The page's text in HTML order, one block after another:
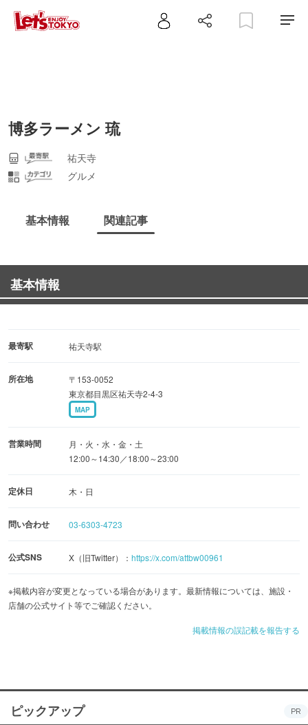
博多ラーメン 琉
祐天寺
グルメ
基本情報 関連記事
基本情報
最寄駅 祐天寺駅
所在地
〒153-0052
東京都目黒区祐天寺2-4-3
MAP
営業時間
月・火・水・金・土
12:00～14:30／18:00～23:00
定休日 木・日
問い合わせ 03-6303-4723
公式SNS X（旧Twitter）： https://x.com/attbw00961
※掲載内容が変更となっている場合があります。最新情報については、施設・
店舗の公式サイト等でご確認ください。
掲載情報の誤記載を報告する
ピックアップ PR